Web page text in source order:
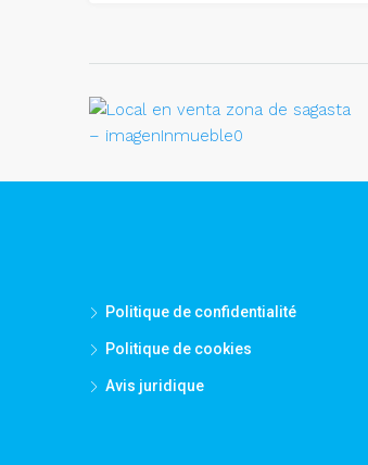
Politique de confidentialité
Politique de cookies
Avis juridique